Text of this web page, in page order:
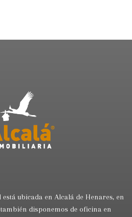
ubicada en Alcalá de Henares, en
disponemos de oficina en